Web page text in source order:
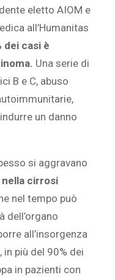
eletto AIOM e
all’Humanitas
dei casi è
Una serie di
B e C, abuso
un danno
si aggravano
cirrosi
nel tempo può
dell’organo
all’insorgenza
più del 90% dei
in pazienti con